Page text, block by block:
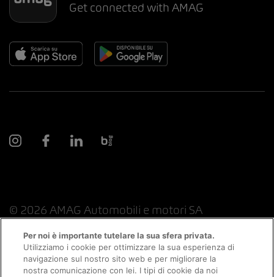
Get connected with AMAG
© 2026 AMAG Automobili e motori SA
Protezione dei dati Indicazioni giuridiche
Per noi è importante tutelare la sua sfera privata.
Utilizziamo i cookie per ottimizzare la sua esperienza di
navigazione sul nostro sito web e per migliorare la
nostra comunicazione con lei. I tipi di cookie da noi